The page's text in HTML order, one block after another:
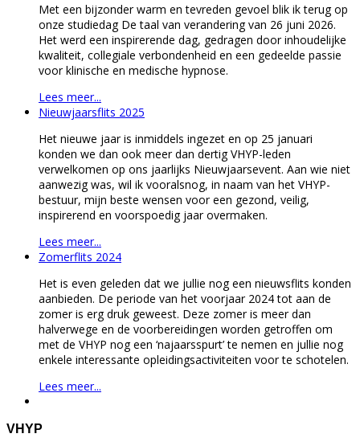
Met een bijzonder warm en tevreden gevoel blik ik terug op
onze studiedag De taal van verandering van 26 juni 2026.
Het werd een inspirerende dag, gedragen door inhoudelijke
kwaliteit, collegiale verbondenheid en een gedeelde passie
voor klinische en medische hypnose.
Lees meer...
Nieuwjaarsflits 2025
Het nieuwe jaar is inmiddels ingezet en op 25 januari
konden we dan ook meer dan dertig VHYP-leden
verwelkomen op ons jaarlijks Nieuwjaarsevent. Aan wie niet
aanwezig was, wil ik vooralsnog, in naam van het VHYP-
bestuur, mijn beste wensen voor een gezond, veilig,
inspirerend en voorspoedig jaar overmaken.
Lees meer...
Zomerflits 2024
Het is even geleden dat we jullie nog een nieuwsflits konden
aanbieden. De periode van het voorjaar 2024 tot aan de
zomer is erg druk geweest. Deze zomer is meer dan
halverwege en de voorbereidingen worden getroffen om
met de VHYP nog een ‘najaarsspurt’ te nemen en jullie nog
enkele interessante opleidingsactiviteiten voor te schotelen.
Lees meer...
VHYP